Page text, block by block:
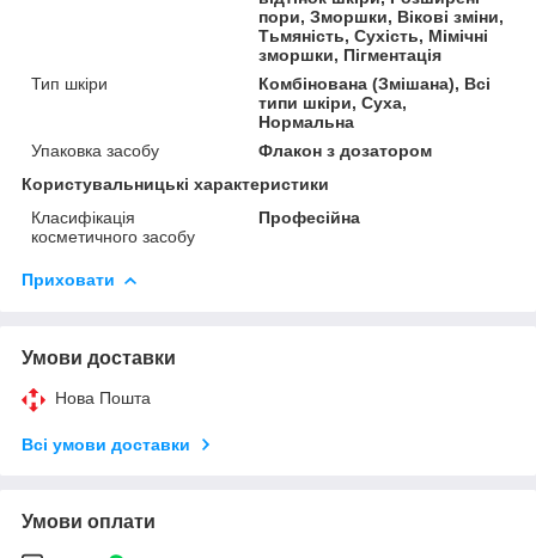
пори, Зморшки, Вікові зміни,
Тьмяність, Сухість, Мімічні
зморшки, Пігментація
Тип шкіри
Комбінована (Змішана), Всі
типи шкіри, Суха,
Нормальна
Упаковка засобу
Флакон з дозатором
Користувальницькі характеристики
Класифікація
косметичного засобу
Професійна
Приховати
Умови доставки
Нова Пошта
Всі умови доставки
Умови оплати